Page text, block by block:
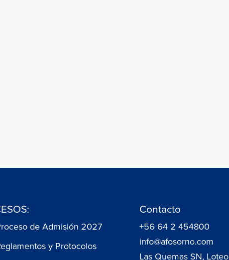
de Admisión 2027
y Protocolos
Contacto
+56 64 2 454800
info@afosorno.com
Las Quemas SN,